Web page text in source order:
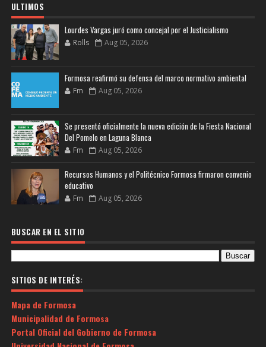
ULTIMOS
Lourdes Vargas juró como concejal por el Justicialismo
Rolls Aug 05, 2026
Formosa reafirmó su defensa del marco normativo ambiental
Fm Aug 05, 2026
Se presentó oficialmente la nueva edición de la Fiesta Nacional
Del Pomelo en Laguna Blanca
Fm Aug 05, 2026
Recursos Humanos y el Politécnico Formosa firmaron convenio
educativo
Fm Aug 05, 2026
BUSCAR EN EL SITIO
SITIOS DE INTERÉS:
Mapa de Formosa
Municipalidad de Formosa
Portal Oficial del Gobierno de Formosa